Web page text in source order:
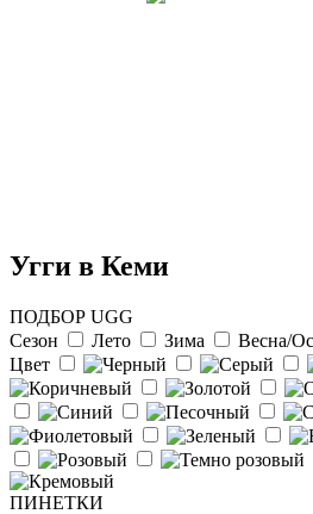
Угги в Кеми
ПОДБОР UGG
Сезон
Лето Зима Весна/
Цвет
ПИНЕТКИ